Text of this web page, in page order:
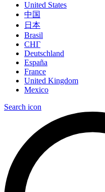
United States
中国
日本
Brasil
СНГ
Deutschland
España
France
United Kingdom
Mexico
Search icon